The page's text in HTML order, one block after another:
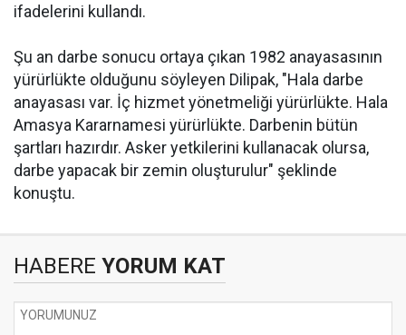
ifadelerini kullandı.
Şu an darbe sonucu ortaya çıkan 1982 anayasasının
yürürlükte olduğunu söyleyen Dilipak, "Hala darbe
anayasası var. İç hizmet yönetmeliği yürürlükte. Hala
Amasya Kararnamesi yürürlükte. Darbenin bütün
şartları hazırdır. Asker yetkilerini kullanacak olursa,
darbe yapacak bir zemin oluşturulur" şeklinde
konuştu.
HABERE YORUM KAT